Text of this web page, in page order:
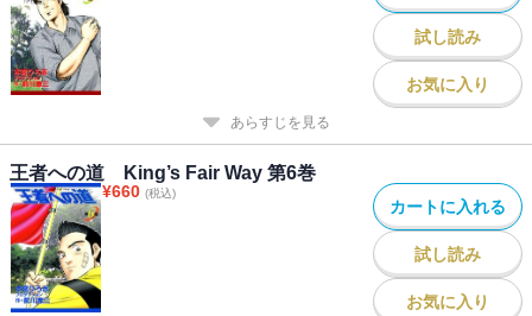
試し読み
お気に入り
あらすじを見る
王者への道 King’s Fair Way 第6巻
¥660 (税込)
カートに入れる
試し読み
お気に入り